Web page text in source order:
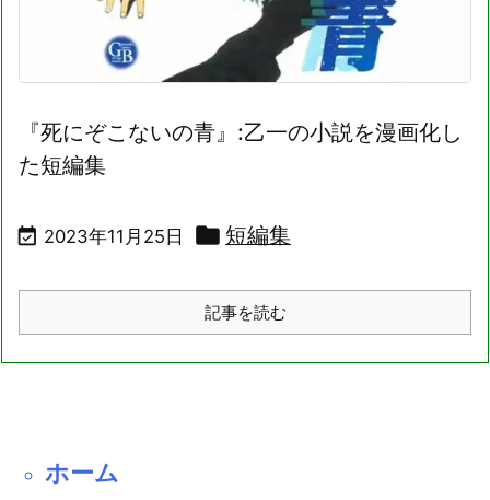
『死にぞこないの青』:乙一の小説を漫画化し
た短編集
 2023年11月25日  短編集
記事を読む
ホーム